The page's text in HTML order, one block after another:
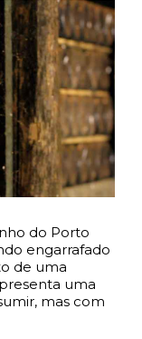
do Porto
engarrafado
de uma
uma
mas com